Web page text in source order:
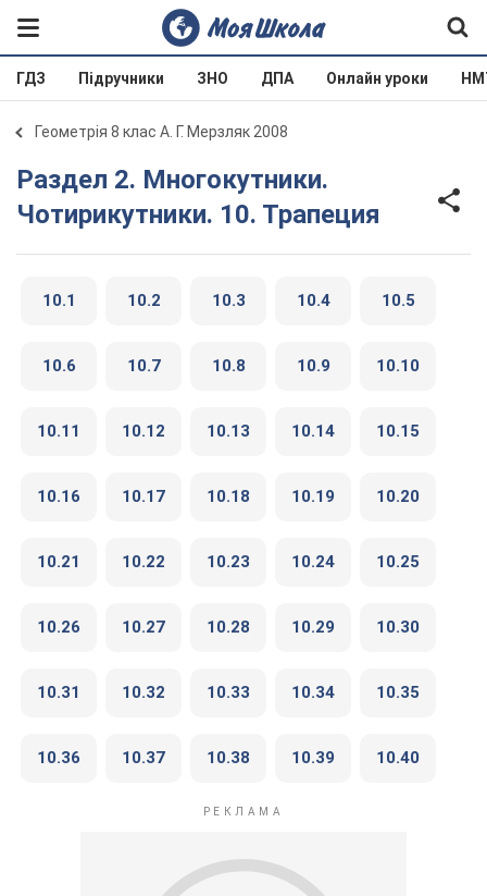
ГДЗ Підручники ЗНО ДПА Онлайн уроки
Геометрія 8 клас А. Г. Мерзляк 2008
Раздел 2. Многокутники.
Чотирикутники. 10. Трапеция
10.1 10.2 10.3 10.4 10.5
10.6 10.7 10.8 10.9 10.10
10.11 10.12 10.13 10.14 10.15
10.16 10.17 10.18 10.19 10.20
10.21 10.22 10.23 10.24 10.25
10.26 10.27 10.28 10.29 10.30
10.31 10.32 10.33 10.34 10.35
10.36 10.37 10.38 10.39 10.40